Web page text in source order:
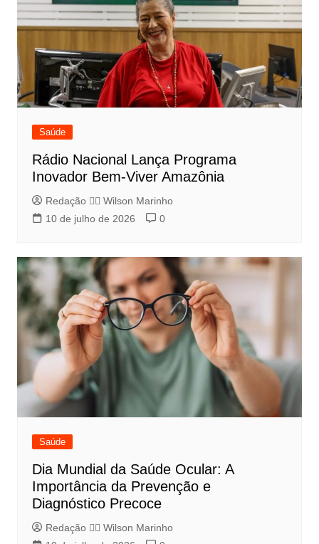
Saúde
Rádio Nacional Lança Programa
Inovador Bem-Viver Amazônia
Redação 👨‍⚖️​ Wilson Marinho
10 de julho de 2026
0
Saúde
Dia Mundial da Saúde Ocular: A
Importância da Prevenção e
Diagnóstico Precoce
Redação 👨‍⚖️​ Wilson Marinho